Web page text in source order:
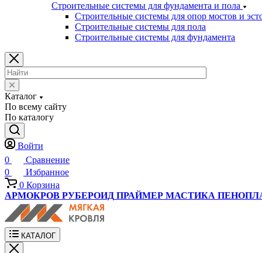
Строительные системы для фундамента и пола
Строительные системы для опор мостов и
Строительные системы для пола
Строительные системы для фундамента
Каталог
По всему сайту
По каталогу
Войти
0
Сравнение
0
Избранное
0 Корзина
АРМОКРОВ РУБЕРОИД ПРАЙМЕР МАСТИКА
КАТАЛОГ